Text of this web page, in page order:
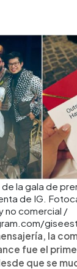
la gala de
de IG.
no comercial /
la
fue el
que se